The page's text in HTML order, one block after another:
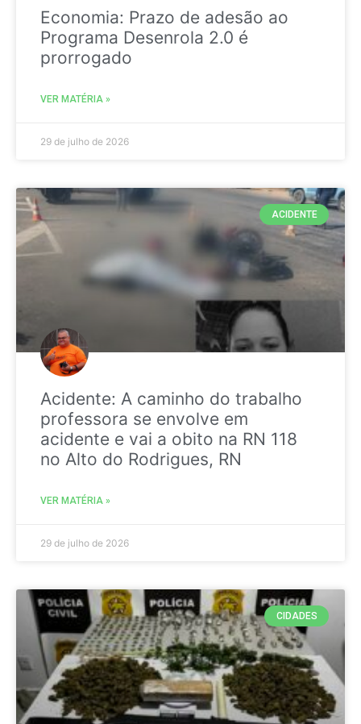
Economia: Prazo de adesão ao
Programa Desenrola 2.0 é
prorrogado
VER MATÉRIA »
29 de julho de 2026
ACIDENTE
Acidente: A caminho do trabalho
professora se envolve em
acidente e vai a obito na RN 118
no Alto do Rodrigues, RN
VER MATÉRIA »
29 de julho de 2026
CIDADES